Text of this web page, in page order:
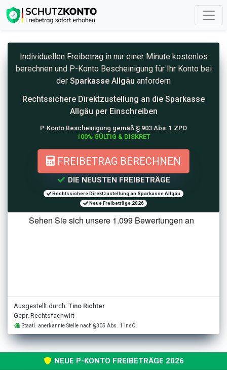
Individuellen Freibetrag in nur einer Minute kostenlos
berechnen und P-Konto Bescheinigung für Ihr Konto bei
der Sparkasse Allgäu anfordern
Rechtssichere Direktzustellung an die Sparkasse
Allgäu per Einschreiben
P-Konto Bescheinigung gemäß § 903 Abs. 1 ZPO
100% GÜLTIG & DISKRET
FREIBETRAG BERECHNEN
DIE NEUSTEN FREIBETRÄGE
Rechtssichere Direktzustellung an Sparkasse Allgäu
Neue Freibeträge 2026
Ausgestellt durch: Tino Richter
Gepr. Rechtsfachwirt
Staatl. anerkannte Stelle nach §305 Abs. 1 InsO
NEUE P-KONTO FREIBETRÄGE 2026